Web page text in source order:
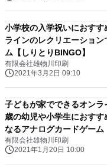
小学校の入学祝いにおす
ラインのレクリエーショ
ム【しりとりBINGO】
有限会社雄物川印刷
2021年3月2日 09:10
子どもが家でできるオン
歳の幼児や小学生におす
なるアナログカードゲーム
有限会社雄物川印刷
2021年1月20日 10:00